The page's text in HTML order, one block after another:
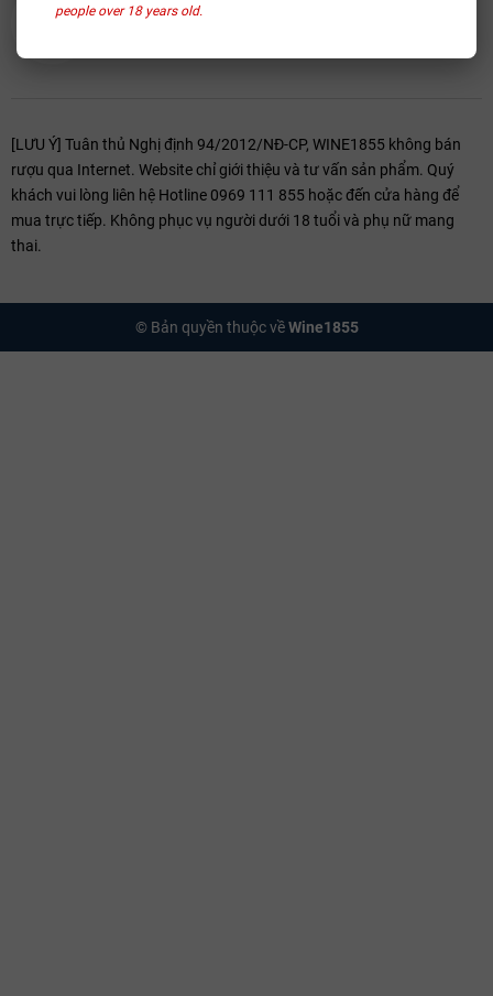
people over 18 years old.
[LƯU Ý] Tuân thủ Nghị định 94/2012/NĐ-CP, WINE1855 không bán
rượu qua Internet. Website chỉ giới thiệu và tư vấn sản phẩm. Quý
khách vui lòng liên hệ Hotline 0969 111 855 hoặc đến cửa hàng để
mua trực tiếp. Không phục vụ người dưới 18 tuổi và phụ nữ mang
thai.
© Bản quyền thuộc vềWine1855